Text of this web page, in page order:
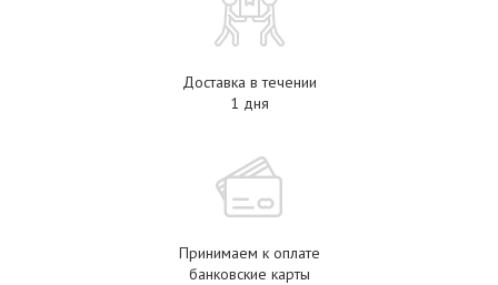
Доставка в течении
1 дня
Принимаем к оплате
банковские карты